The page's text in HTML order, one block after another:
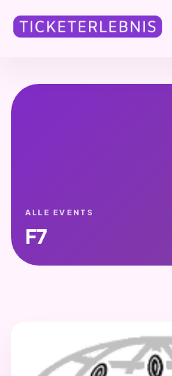
ALLE EVENTS
F7